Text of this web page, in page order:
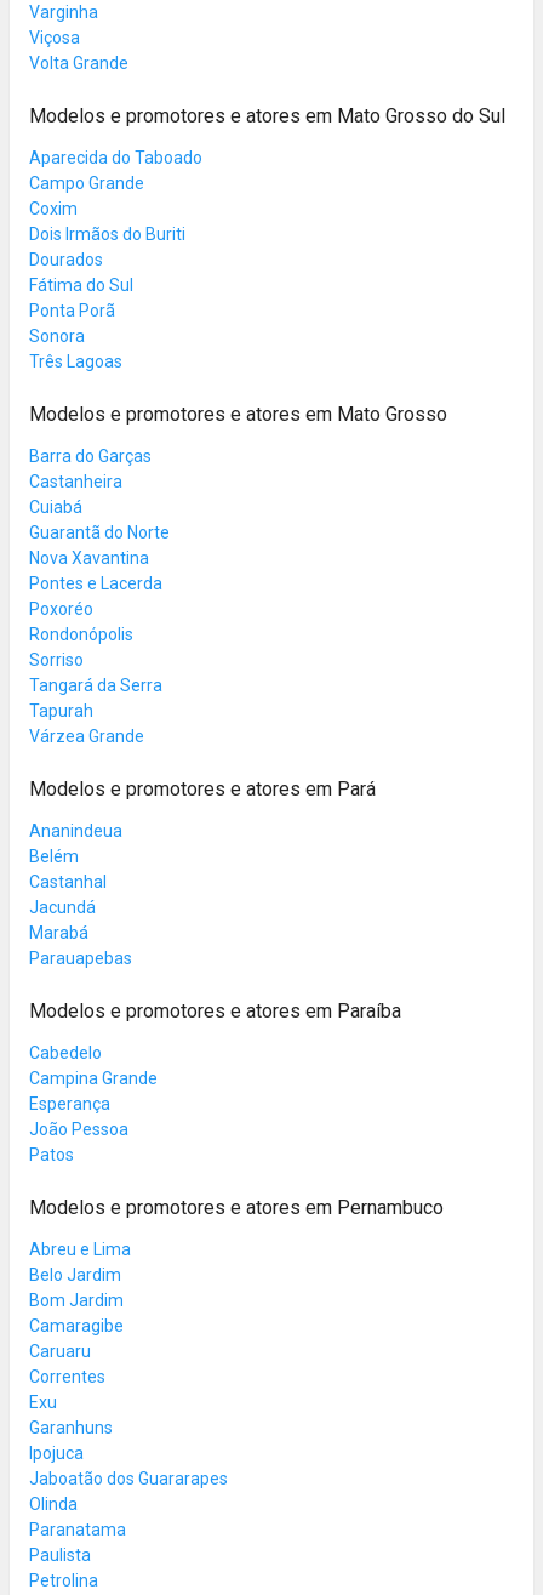
Varginha
Viçosa
Volta Grande
Modelos e promotores e atores em Mato Grosso do Sul
Aparecida do Taboado
Campo Grande
Coxim
Dois Irmãos do Buriti
Dourados
Fátima do Sul
Ponta Porã
Sonora
Três Lagoas
Modelos e promotores e atores em Mato Grosso
Barra do Garças
Castanheira
Cuiabá
Guarantã do Norte
Nova Xavantina
Pontes e Lacerda
Poxoréo
Rondonópolis
Sorriso
Tangará da Serra
Tapurah
Várzea Grande
Modelos e promotores e atores em Pará
Ananindeua
Belém
Castanhal
Jacundá
Marabá
Parauapebas
Modelos e promotores e atores em Paraíba
Cabedelo
Campina Grande
Esperança
João Pessoa
Patos
Modelos e promotores e atores em Pernambuco
Abreu e Lima
Belo Jardim
Bom Jardim
Camaragibe
Caruaru
Correntes
Exu
Garanhuns
Ipojuca
Jaboatão dos Guararapes
Olinda
Paranatama
Paulista
Petrolina